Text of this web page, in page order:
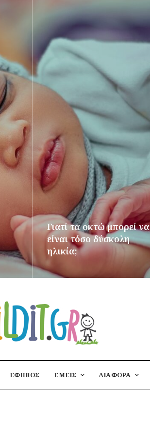
Γιατί τα οκτώ μπορεί να
είναι τόσο δύσκολη
ηλικία;
ΠΕΡΙΣΣΌΤΕΡΑ
ΕΦΗΒΟΣ ΕΜΕΙΣ ΔΙΑΦΟΡΑ